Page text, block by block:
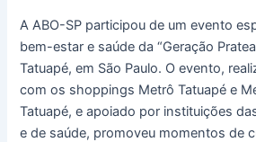
A ABO-SP participou de um evento
bem-estar e saúde da “Geração
Tatuapé, em São Paulo. O evento,
com os shoppings Metrô Tatuapé e
Tatuapé, e apoiado por instituições
e de saúde, promoveu momentos de